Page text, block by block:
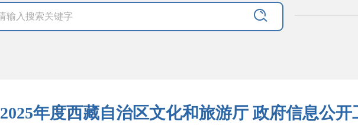
2025年度西藏自治区文化和旅游厅 政府信息公开